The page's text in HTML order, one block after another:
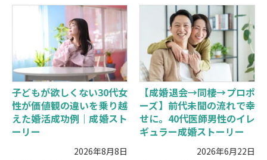
子どもが欲しくない30代女
性が価値観の違いを乗り越
えた婚活成功例｜成婚スト
ーリー
2026年8月8日
【成婚退会→同棲→プロポ
ーズ】前代未聞の流れで幸
せに。40代医師男性のイレ
ギュラー成婚ストーリー
2026年6月22日